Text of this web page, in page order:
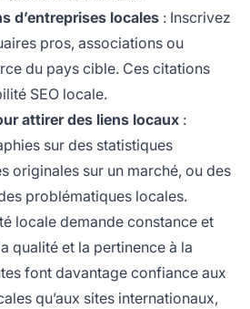
d’entreprises locales : Inscrivez
pros, associations ou
du pays cible. Ces citations
SEO locale.
attirer des liens locaux :
sur des statistiques
originales sur un marché, ou des
problématiques locales.
locale demande constance et
qualité et la pertinence à la
font davantage confiance aux
qu’aux sites internationaux,